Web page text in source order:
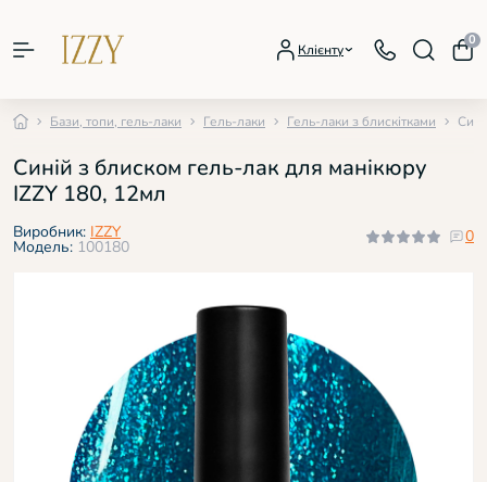
Клієнту
0
Бази, топи, гель-лаки Гель-лаки Гель-лаки з блискітками
Синій з блиском гель-лак для манікюру
IZZY 180, 12мл
Виробник: IZZY
Модель: 100180
0